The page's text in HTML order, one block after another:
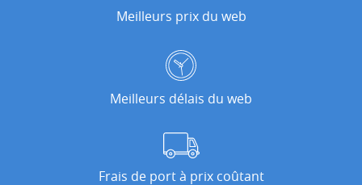
Meilleurs prix du web
Meilleurs délais du web
Frais de port à prix coûtant